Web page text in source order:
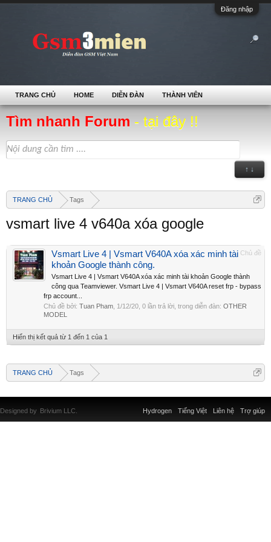
Đăng nhập
Tìm nhanh Forum - tại đây !!
↑ ↓
TRANG CHỦ Tags
vsmart live 4 v640a xóa google
Chủ đề
Vsmart Live 4 | Vsmart V640A xóa xác minh tài
khoản Google thành công.
Vsmart Live 4 | Vsmart V640A xóa xác minh tài khoản Google thành
công qua Teamviewer. Vsmart Live 4 | Vsmart V640A reset frp - bypass
frp account...
Chủ đề bởi: Tuan Pham 1/12/20 , 0 lần trả lời, trong diễn đàn: OTHER
MODEL
Hiển thị kết quả từ 1 đến 1 của 1
TRANG CHỦ Tags
TRANG CHỦ HOME DIỄN ĐÀN THÀNH VIÊN
Liên hệ Trợ giúp
Hydrogen Tiếng Việt
Designed by Brivium LLC.